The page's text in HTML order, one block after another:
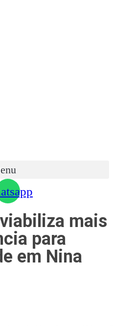
mais
para
em Nina